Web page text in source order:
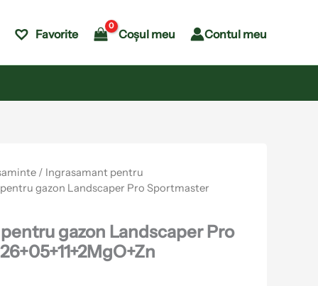
Favorite Coșul meu Contul meu
/ Ingrasamant pentru
gazon Landscaper Pro Sportmaster
gazon Landscaper Pro